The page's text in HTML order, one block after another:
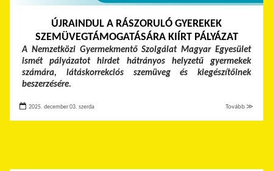
ÚJRAINDUL A RÁSZORULÓ GYEREKEK
SZEMÜVEGTÁMOGATÁSÁRA KIÍRT PÁLYÁZAT
A Nemzetközi Gyermekmentő Szolgálat Magyar Egyesület
ismét pályázatot hirdet hátrányos helyzetű gyermekek
számára, látáskorrekciós szemüveg és kiegészítőinek
beszerzésére.
2025. december 03. szerda Tovább ≫